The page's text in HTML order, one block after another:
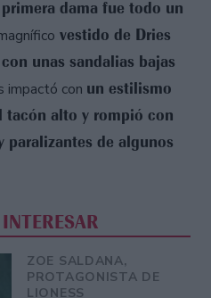
dama fue todo un
vestido de Dries
unas sandalias bajas
impactó con un estilismo
tacón alto y rompió con
paralizantes de algunos
ZOE SALDANA,
PROTAGONISTA DE
LIONESS